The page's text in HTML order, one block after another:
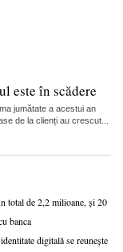
este în scădere
jumătate a acestui an
de la clienți au crescut...
total de 2,2 milioane, și 20
banca
digitală se reunește